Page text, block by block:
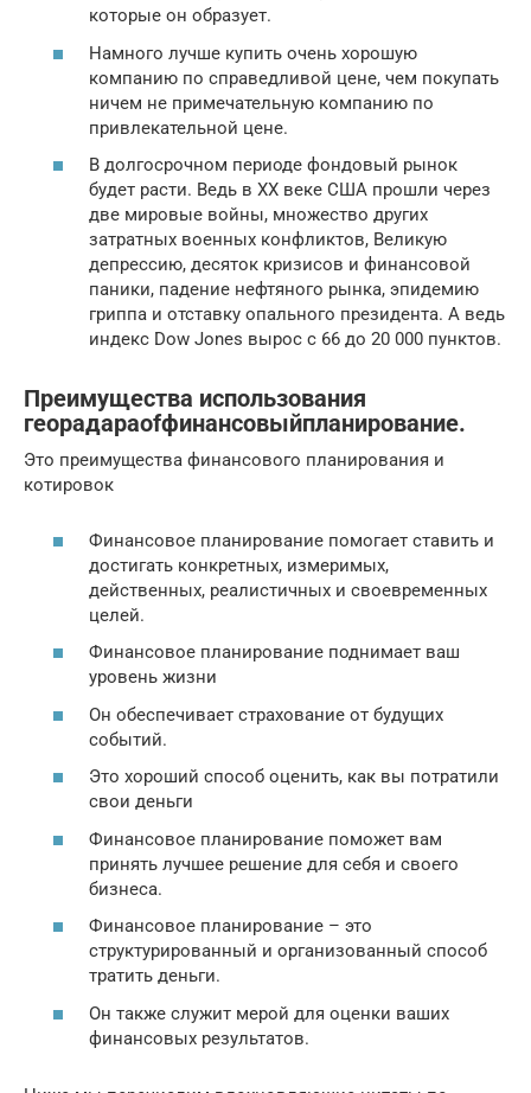
которые он образует.
Намного лучше купить очень хорошую
компанию по справедливой цене, чем покупать
ничем не примечательную компанию по
привлекательной цене.
В долгосрочном периоде фондовый рынок
будет расти. Ведь в XX веке США прошли через
две мировые войны, множество других
затратных военных конфликтов, Великую
депрессию, десяток кризисов и финансовой
паники, падение нефтяного рынка, эпидемию
гриппа и отставку опального президента. А ведь
индекс Dow Jones вырос с 66 до 20 000 пунктов.
Преимущества использования
георадараofфинансовыйпланирование.
Это преимущества финансового планирования и
котировок
Финансовое планирование помогает ставить и
достигать конкретных, измеримых,
действенных, реалистичных и своевременных
целей.
Финансовое планирование поднимает ваш
уровень жизни
Он обеспечивает страхование от будущих
событий.
Это хороший способ оценить, как вы потратили
свои деньги
Финансовое планирование поможет вам
принять лучшее решение для себя и своего
бизнеса.
Финансовое планирование – это
структурированный и организованный способ
тратить деньги.
Он также служит мерой для оценки ваших
финансовых результатов.